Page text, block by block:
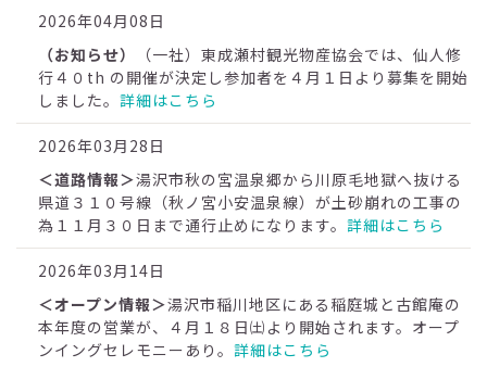
2026年04月08日
（お知らせ）
（一社）東成瀬村観光物産協会では、仙人修
行４０th の開催が決定し参加者を４月１日より募集を開始
しました。 詳細はこちら
2026年03月28日
＜道路情報＞湯沢市秋の宮温泉郷から川原毛地獄へ抜ける
県道３１０号線（秋ノ宮小安温泉線）が土砂崩れの工事の
為１１月３０日まで通行止めになります。 詳細はこちら
2026年03月14日
＜オープン情報＞湯沢市稲川地区にある稲庭城と古館庵の
本年度の営業が、４月１８日㈯より開始されます。オープ
ンイングセレモニーあり。 詳細はこちら